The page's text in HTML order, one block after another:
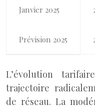
Janvier 2025
Prévision 2025
L’évolution
trajectoire
de réseau. La